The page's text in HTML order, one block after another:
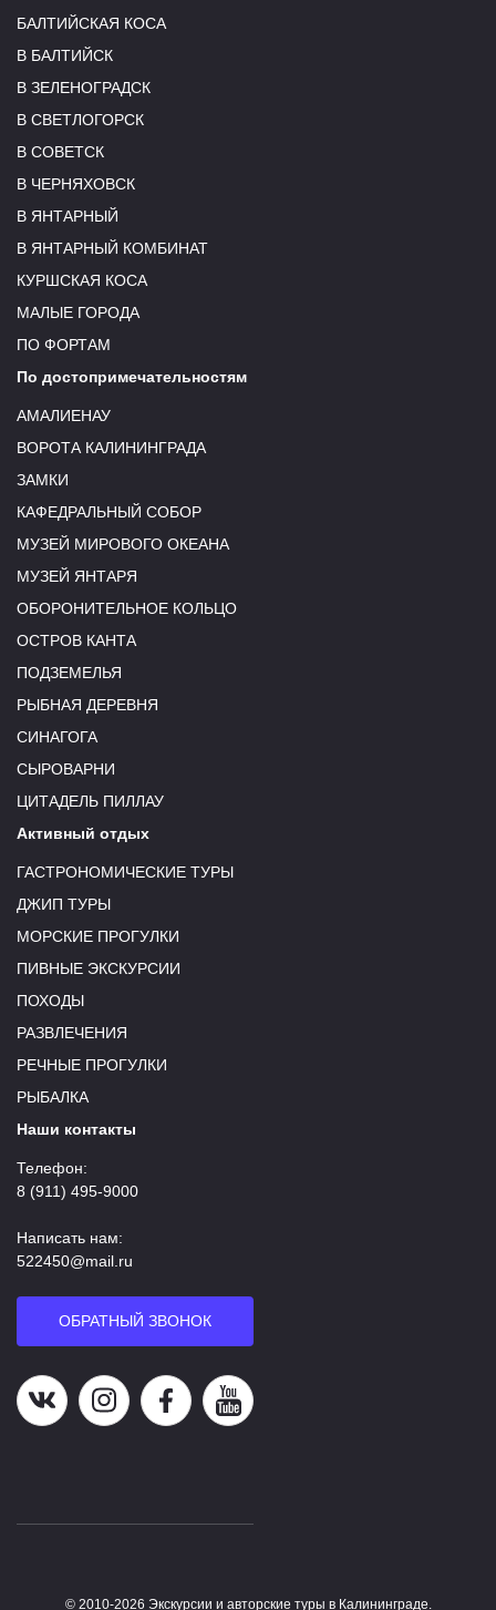
БАЛТИЙСКАЯ КОСА
В БАЛТИЙСК
В ЗЕЛЕНОГРАДСК
В СВЕТЛОГОРСК
В СОВЕТСК
В ЧЕРНЯХОВСК
В ЯНТАРНЫЙ
В ЯНТАРНЫЙ КОМБИНАТ
КУРШСКАЯ КОСА
МАЛЫЕ ГОРОДА
ПО ФОРТАМ
По достопримечательностям
АМАЛИЕНАУ
ВОРОТА КАЛИНИНГРАДА
ЗАМКИ
КАФЕДРАЛЬНЫЙ СОБОР
МУЗЕЙ МИРОВОГО ОКЕАНА
МУЗЕЙ ЯНТАРЯ
ОБОРОНИТЕЛЬНОЕ КОЛЬЦО
ОСТРОВ КАНТА
ПОДЗЕМЕЛЬЯ
РЫБНАЯ ДЕРЕВНЯ
СИНАГОГА
СЫРОВАРНИ
ЦИТАДЕЛЬ ПИЛЛАУ
Активный отдых
ГАСТРОНОМИЧЕСКИЕ ТУРЫ
ДЖИП ТУРЫ
МОРСКИЕ ПРОГУЛКИ
ПИВНЫЕ ЭКСКУРСИИ
ПОХОДЫ
РАЗВЛЕЧЕНИЯ
РЕЧНЫЕ ПРОГУЛКИ
РЫБАЛКА
Наши контакты
Телефон:
8 (911) 495-9000
Написать нам:
522450@mail.ru
ОБРАТНЫЙ ЗВОНОК
Наша группа в ВКНаша страница в Instagram
Наша группа в Facebook
Наш канал на YouTube
© 2010-2026 Экскурсии и авторские туры в Калининграде.
Работает на HostCMS